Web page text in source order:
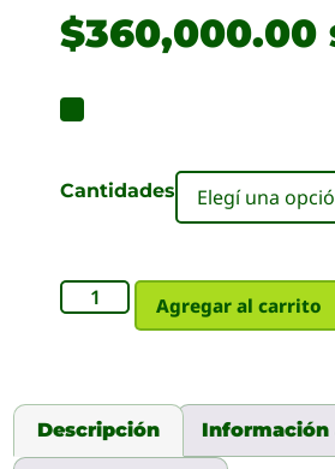
$360,000.00
Cantidades
Agregar al carrito
Descripción Información